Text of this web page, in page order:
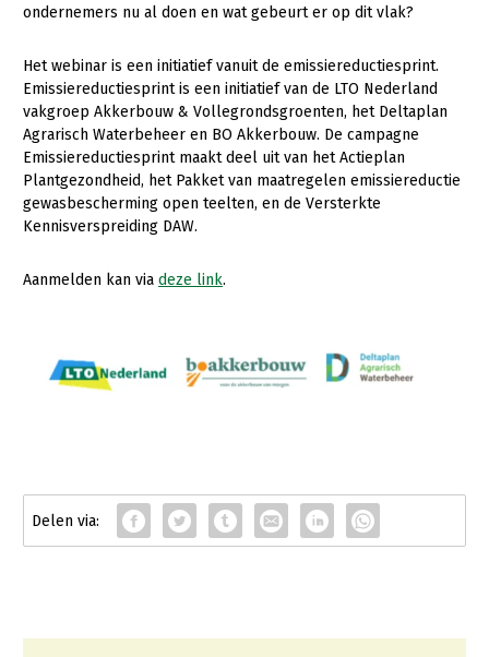
Kalverhouderij
Konijnenhouderij
Melkveehouderij
Paardenhouderij
Pluimveehouderij
Schapenhouderij
Biologische Landbouw
Bollenteelt
Bomen, vaste planten en zomerbloemen
Fruitteelt
Glastuinbouw
Paddenstoelen
Multifunctioneel
Vrouw en Bedrijf
Nieuws
Nieuwsabonnement
Webinars
Over LTO
Mensen
Medewerkers
Vacatures
ondernemers nu al doen en wat gebeurt er op dit vlak?
Het webinar is een initiatief vanuit de emissiereductiesprint.
Emissiereductiesprint is een initiatief van de LTO Nederland
vakgroep Akkerbouw & Vollegrondsgroenten, het Deltaplan
Agrarisch Waterbeheer en BO Akkerbouw. De campagne
Emissiereductiesprint maakt deel uit van het Actieplan
Plantgezondheid, het Pakket van maatregelen emissiereductie
gewasbescherming open teelten, en de Versterkte
Kennisverspreiding DAW.
Aanmelden kan via deze link.